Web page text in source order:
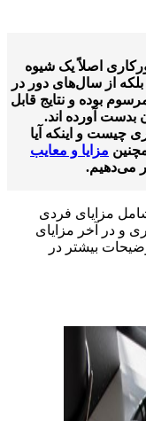
اصلاً یک شیوه
از سال‌های دور در
بوده و نتایج قابل
آورده اند.‌
و اینکه آیا
مزایا و معایب
مزایای فردی
آخر مزایای
بیشتر در